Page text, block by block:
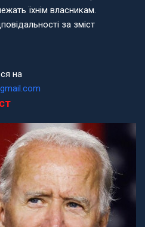
їхнім власникам.
за зміст
на